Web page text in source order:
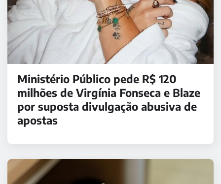
Ministério Público pede R$ 120
milhões de Virgínia Fonseca e Blaze
por suposta divulgação abusiva de
apostas